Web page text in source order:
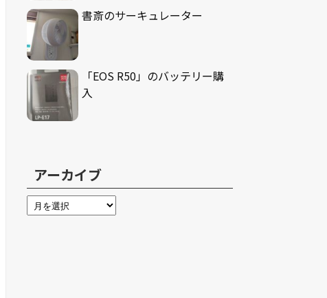
書斎のサーキュレーター
「EOS R50」のバッテリー購
入
アーカイブ